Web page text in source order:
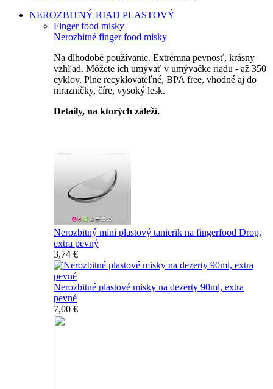
NEROZBITNÝ RIAD PLASTOVÝ
Finger food misky
Nerozbitné finger food misky
Na dlhodobé používanie. Extrémna pevnosť, krásny
vzhľad. Môžete ich umývať v umývačke riadu - až 350
cyklov. Plne recyklovateľné, BPA free, vhodné aj do
mrazničky, číre, vysoký lesk.
Detaily, na ktorých záleží.
Nerozbitný mini plastový tanierik na fingerfood Drop,
extra pevný
3,74 €
Nerozbitné plastové misky na dezerty 90ml, extra
pevné
7,00 €